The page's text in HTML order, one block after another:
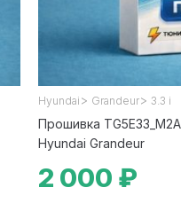
Hyundai > Grandeur> 3.3 i
Прошивка
Hyundai Grandeur
2 000 ₽